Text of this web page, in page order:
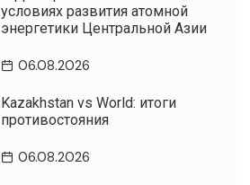
условиях развития атомной
энергетики Центральной Азии
06.08.2026
Kazakhstan vs World: итоги
противостояния
06.08.2026